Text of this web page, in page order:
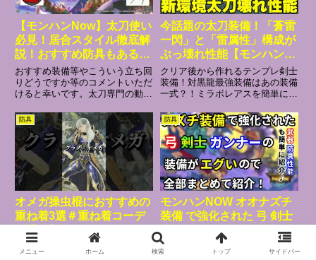
【モンハンNow】太刀使い
必見！居合スタイル徹底解
説！おすすめ防具もある
ぞ！
おすすめ装備等やこういう立ち回
りどうですか等のコメントいただ
けると幸いです。太刀専門の動画
ぜひよろしくお願いいたします。
TIKTOK、YOUTUBEショートに
討伐動画載せていますのでぜひそ
ちらも見ていただけたら...
今話題の太刀装備！「蒼雷
一閃」と「雷属性」構成が
ぶっ壊れ性能【モンハンワ
イルズ】【ラギア装備】
⁠クリア後から作れるテンプレ剣士
装備！対黒龍最強装備はあの装備
一式？！ミラボレアスを簡単に倒
底解説アイスボーンの人口が増え
てる理由パンパンセミ主体の奴は
大体地雷#ワイルズ#ラギアクル
ス#モンハンワイルズ#モンハ...
防具
オメガ操虫棍におすすめの
重ね着3選＃重ね着コーデ
＃重ね着＃モンスターハン
ターワイルズ＃モンハン＃
ご視聴ありがとうございます！か
防具
モンハンNOW オオナズチ
装備 で強化された 弓 剣士
太刀 ライト ヘビィ ボウガ
ンの装備がエグいので 武
モンハンNOW ＳＰスキル特化装
メニュー ホーム 検索 トップ サイドバー